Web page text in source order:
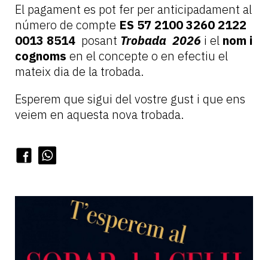
El pagament es pot fer per anticipadament al
número de compte ES 57 2100 3260 2122
0013 8514 posant Trobada 2026 i el nom i
cognoms en el concepte o en efectiu el
mateix dia de la trobada.
Esperem que sigui del vostre gust i que ens
veiem en aquesta nova trobada.